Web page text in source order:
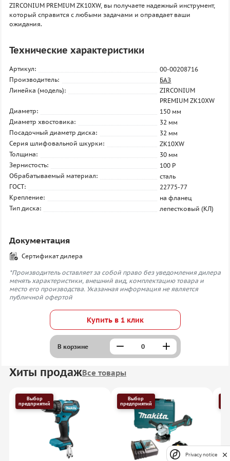
ZIRCONIUM PREMIUM ZK10XW, вы получаете надежный инструмент,
который справится с любыми задачами и оправдает ваши
ожидания.
Технические характеристики
Артикул:
00-00208716
Производитель:
БАЗ
Линейка (модель):
ZIRCONIUM
PREMIUM ZK10XW
Диаметр:
150 мм
Диаметр хвостовика:
32 мм
Посадочный диаметр диска:
32 мм
Серия шлифовальной шкурки:
ZK10XW
Толщина:
30 мм
Зернистость:
100 P
Обрабатываемый материал:
сталь
ГОСТ:
22775-77
Крепление:
на фланец
Тип диска:
лепестковый (КЛ)
Документация
Сертификат дилера
*Производитель оставляет за собой право без уведомления дилера
менять характеристики, внешний вид, комплектацию товара и
место его производства. Указанная информация не является
публичной офертой
Купить в 1 клик
В корзине
Хиты продажВсе товары
Выбор
предприятий
Выбор
предприятий
Privacy notice